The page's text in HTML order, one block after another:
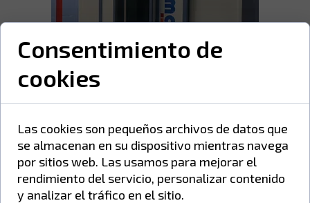
Consentimiento de
cookies
Las cookies son pequeños archivos de datos que
se almacenan en su dispositivo mientras navega
por sitios web. Las usamos para mejorar el
rendimiento del servicio, personalizar contenido
y analizar el tráfico en el sitio.